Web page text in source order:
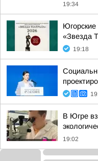
19:34
«Звезда
19:18
В Югре
19:02